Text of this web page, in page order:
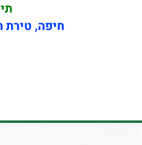
חיפה, טירת